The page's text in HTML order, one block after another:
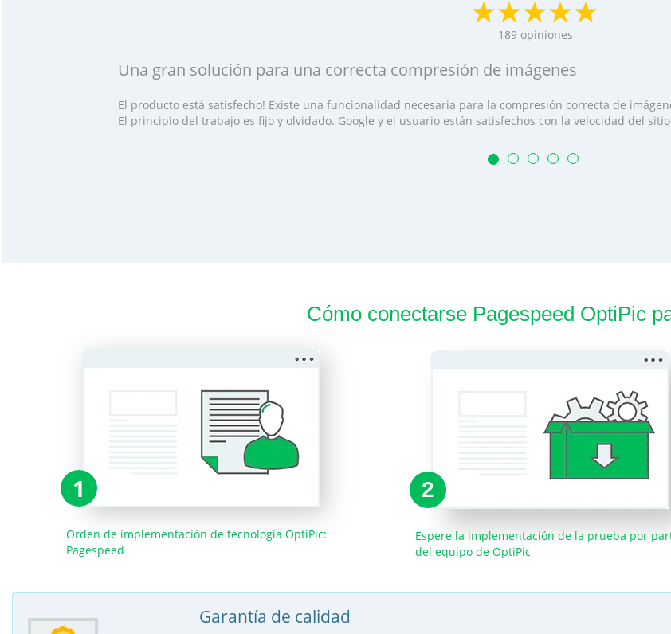
189 opiniones
Una gran solución para una correcta compresión de imágenes
El producto está satisfecho! Existe una funcionalidad necesaria para la compresión correcta de
El principio del trabajo es fijo y olvidado. Google y el usuario están satisfechos con la velocidad del
Cómo conectarse Pagespeed OptiPic
1
Orden de implementación de tecnología OptiPic:
Pagespeed
2
Espere la implementación de la prueba por
del equipo de OptiPic
Garantía de calidad